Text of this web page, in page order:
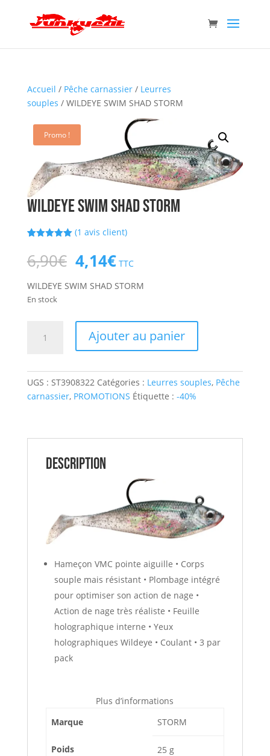
Accueil / Pêche carnassier/ Leurres
souples / WILDEYE SWIM SHAD STORM
Promo !
WILDEYE SWIM SHAD STORM
basé sur
notation
(1 avis client)
6,90€ Le
prix
initial
6,90€.
4,14€Le
prix
actuel
4,14€.
TTC
WILDEYE SWIM SHAD STORM
En stock
SWIM
SHAD
STORM
Ajouter au panier
UGS : ST3908322 Catégories : Leurres souples, Pêche
carnassier, PROMOTIONS Étiquette : -40%
Description
Hameçon VMC pointe aiguille • Corps
souple mais résistant • Plombage intégré
pour optimiser son action de nage •
Action de nage très réaliste • Feuille
holographique interne • Yeux
holographiques Wildeye • Coulant • 3 par
pack
Plus d’informations
Marque
STORM
Poids 25 g